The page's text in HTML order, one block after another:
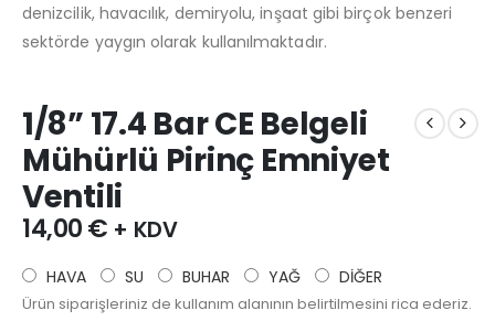
denizcilik, havacılık, demiryolu, inşaat gibi birçok benzeri
sektörde yaygın olarak kullanılmaktadır.
1/8” 17.4 Bar CE Belgeli
Mühürlü Pirinç Emniyet
Ventili
14,00€ + KDV
HAVA SU BUHAR YAĞ DİĞER
Ürün siparişleriniz de kullanım alanının belirtilmesini rica ederiz.